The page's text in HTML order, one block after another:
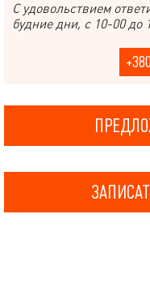
С удовольствием
будние дни, с 10-00 до